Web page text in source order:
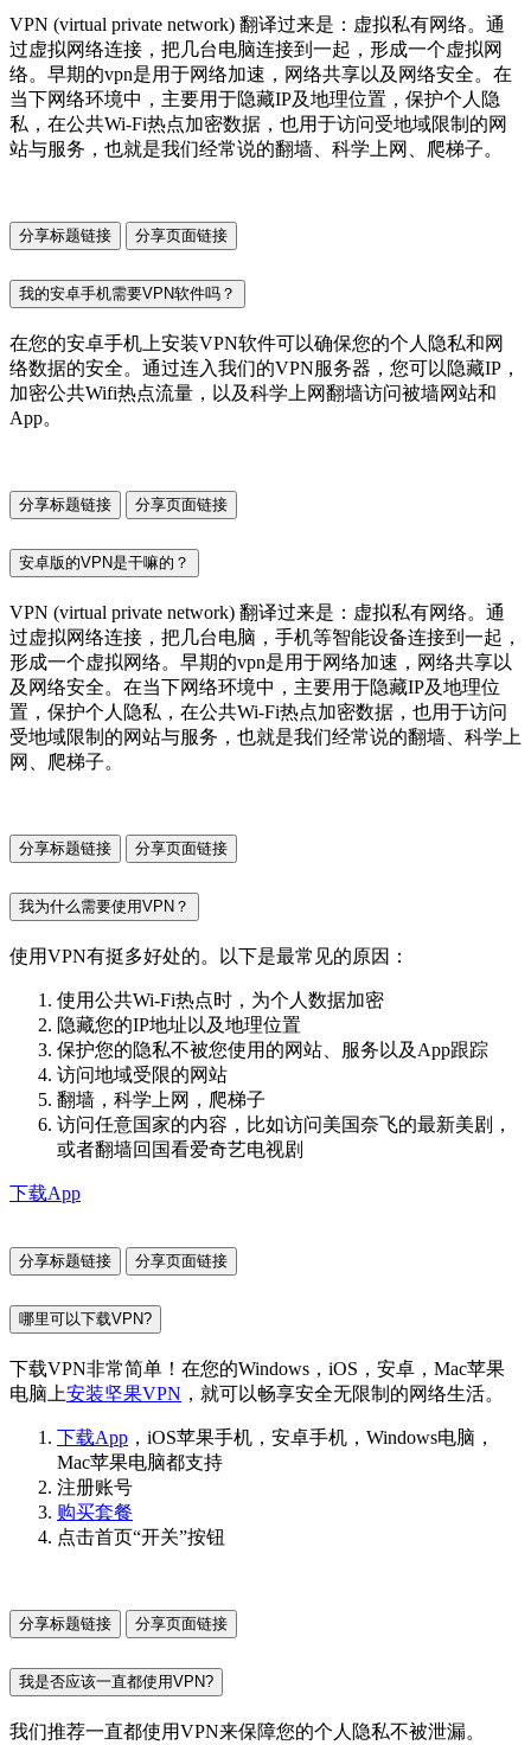
VPN (virtual private network) 翻译过来是：虚拟私有网络。通
过虚拟网络连接，把几台电脑连接到一起，形成一个虚拟网
络。早期的vpn是用于网络加速，网络共享以及网络安全。在
当下网络环境中，主要用于隐藏IP及地理位置，保护个人隐
私，在公共Wi-Fi热点加密数据，也用于访问受地域限制的网
站与服务，也就是我们经常说的翻墙、科学上网、爬梯子。
分享标题链接 分享页面链接
我的安卓手机需要VPN软件吗？
在您的安卓手机上安装VPN软件可以确保您的个人隐私和网
络数据的安全。通过连入我们的VPN服务器，您可以隐藏IP，
加密公共Wifi热点流量，以及科学上网翻墙访问被墙网站和
App。
分享标题链接 分享页面链接
安卓版的VPN是干嘛的？
VPN (virtual private network) 翻译过来是：虚拟私有网络。通
过虚拟网络连接，把几台电脑，手机等智能设备连接到一起，
形成一个虚拟网络。早期的vpn是用于网络加速，网络共享以
及网络安全。在当下网络环境中，主要用于隐藏IP及地理位
置，保护个人隐私，在公共Wi-Fi热点加密数据，也用于访问
受地域限制的网站与服务，也就是我们经常说的翻墙、科学上
网、爬梯子。
分享标题链接 分享页面链接
我为什么需要使用VPN？
使用VPN有挺多好处的。以下是最常见的原因：
使用公共Wi-Fi热点时，为个人数据加密
隐藏您的IP地址以及地理位置
保护您的隐私不被您使用的网站、服务以及App跟踪
访问地域受限的网站
翻墙，科学上网，爬梯子
访问任意国家的内容，比如访问美国奈飞的最新美剧，
或者翻墙回国看爱奇艺电视剧
下载App
分享标题链接 分享页面链接
哪里可以下载VPN?
下载VPN非常简单！在您的Windows，iOS，安卓，Mac苹果
电脑上安装坚果VPN ，就可以畅享安全无限制的网络生活。
下载App ，iOS苹果手机，安卓手机，Windows电脑，
Mac苹果电脑都支持
注册账号
购买套餐
点击首页“开关”按钮
分享标题链接 分享页面链接
我是否应该一直都使用VPN?
我们推荐一直都使用VPN来保障您的个人隐私不被泄漏。